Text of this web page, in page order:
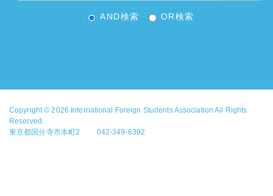
AND検索 OR検索
Copyright © 2026 International Foreign Students Association All Rights
Reserved.
東京都国分寺市本町2 042-349-6392